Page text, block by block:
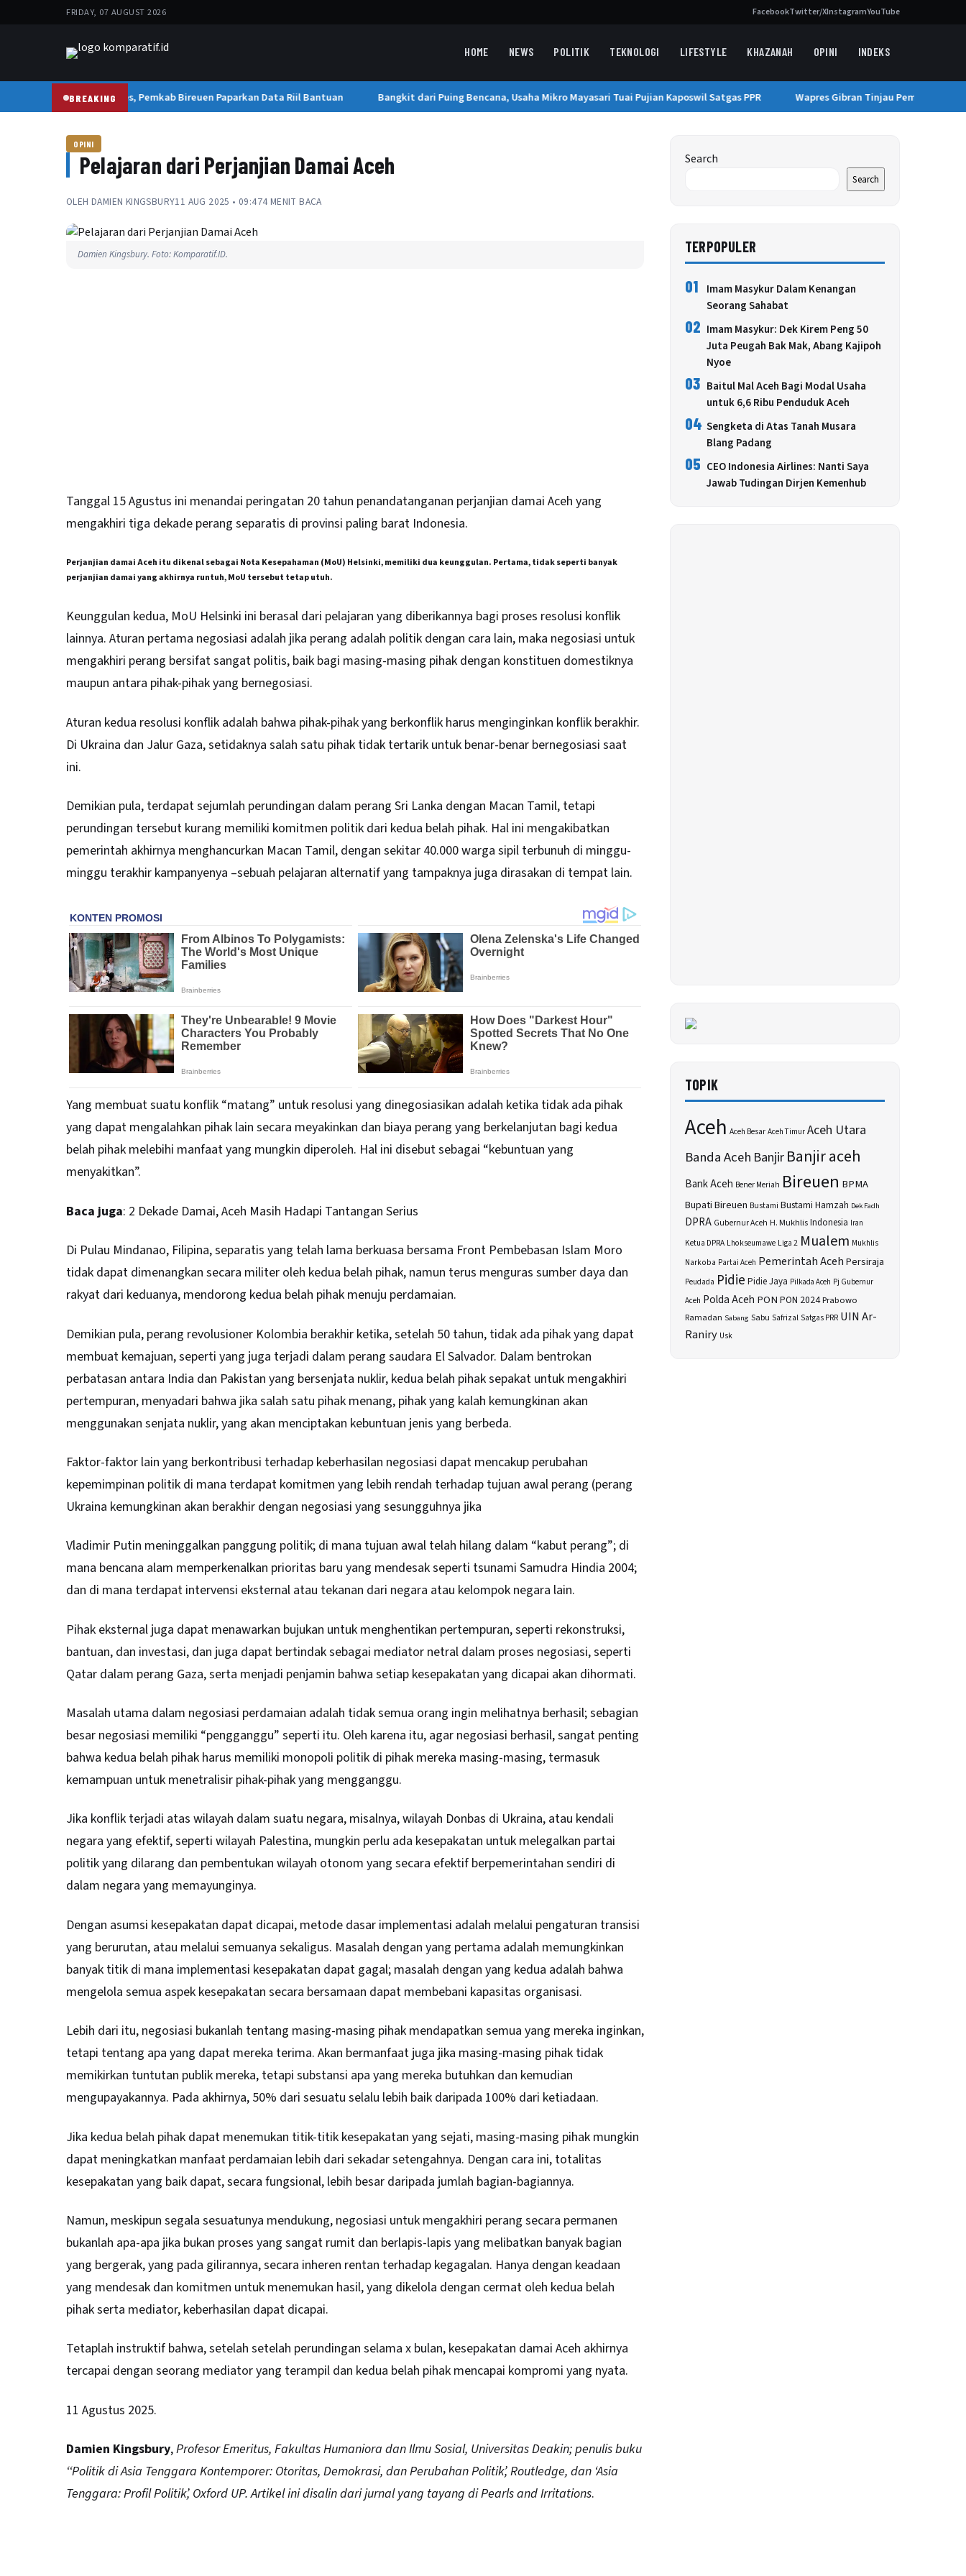
FRIDAY, 07 AUGUST 2026 FacebookTwitter/XInstagramYouTube
HOME NEWS POLITIK TEKNOLOGI LIFESTYLE KHAZANAH OPINI INDEKS
BREAKING
Aduan Warga ke Wapres, Pemkab Bireuen Paparkan Data Riil Bantuan Bangkit dari Puing Bencana, Usaha Mikro Mayasari Tuai Pujian Kaposwil Satgas PPR Wapres Gibran Tinjau Pemulihan
OPINI
Pelajaran dari Perjanjian Damai Aceh
OLEH DAMIEN KINGSBURY11 AUG 2025 • 09:474 MENIT BACA
Damien Kingsbury. Foto: Komparatif.ID.
Tanggal 15 Agustus ini menandai peringatan 20 tahun penandatanganan perjanjian damai Aceh yang
mengakhiri tiga dekade perang separatis di provinsi paling barat Indonesia.
Perjanjian damai Aceh itu dikenal sebagai Nota Kesepahaman (MoU) Helsinki, memiliki dua keunggulan. Pertama, tidak seperti banyak
perjanjian damai yang akhirnya runtuh, MoU tersebut tetap utuh.
Keunggulan kedua, MoU Helsinki ini berasal dari pelajaran yang diberikannya bagi proses resolusi konflik
lainnya. Aturan pertama negosiasi adalah jika perang adalah politik dengan cara lain, maka negosiasi untuk
mengakhiri perang bersifat sangat politis, baik bagi masing-masing pihak dengan konstituen domestiknya
maupun antara pihak-pihak yang bernegosiasi.
Aturan kedua resolusi konflik adalah bahwa pihak-pihak yang berkonflik harus menginginkan konflik berakhir.
Di Ukraina dan Jalur Gaza, setidaknya salah satu pihak tidak tertarik untuk benar-benar bernegosiasi saat
ini.
Demikian pula, terdapat sejumlah perundingan dalam perang Sri Lanka dengan Macan Tamil, tetapi
perundingan tersebut kurang memiliki komitmen politik dari kedua belah pihak. Hal ini mengakibatkan
pemerintah akhirnya menghancurkan Macan Tamil, dengan sekitar 40.000 warga sipil terbunuh di minggu-
minggu terakhir kampanyenya –sebuah pelajaran alternatif yang tampaknya juga dirasakan di tempat lain.
Yang membuat suatu konflik “matang” untuk resolusi yang dinegosiasikan adalah ketika tidak ada pihak
yang dapat mengalahkan pihak lain secara meyakinkan dan biaya perang yang berkelanjutan bagi kedua
belah pihak melebihi manfaat yang mungkin diperoleh. Hal ini disebut sebagai “kebuntuan yang
menyakitkan”.
Baca juga: 2 Dekade Damai, Aceh Masih Hadapi Tantangan Serius
Di Pulau Mindanao, Filipina, separatis yang telah lama berkuasa bersama Front Pembebasan Islam Moro
tidak dapat dimenangkan secara militer oleh kedua belah pihak, namun terus menguras sumber daya dan
rakyat dari keduanya, mendorong kedua belah pihak menuju perdamaian.
Demikian pula, perang revolusioner Kolombia berakhir ketika, setelah 50 tahun, tidak ada pihak yang dapat
membuat kemajuan, seperti yang juga terjadi dalam perang saudara El Salvador. Dalam bentrokan
perbatasan antara India dan Pakistan yang bersenjata nuklir, kedua belah pihak sepakat untuk mengakhiri
pertempuran, menyadari bahwa jika salah satu pihak menang, pihak yang kalah kemungkinan akan
menggunakan senjata nuklir, yang akan menciptakan kebuntuan jenis yang berbeda.
Faktor-faktor lain yang berkontribusi terhadap keberhasilan negosiasi dapat mencakup perubahan
kepemimpinan politik di mana terdapat komitmen yang lebih rendah terhadap tujuan awal perang (perang
Ukraina kemungkinan akan berakhir dengan negosiasi yang sesungguhnya jika
Vladimir Putin meninggalkan panggung politik; di mana tujuan awal telah hilang dalam “kabut perang”; di
mana bencana alam memperkenalkan prioritas baru yang mendesak seperti tsunami Samudra Hindia 2004;
dan di mana terdapat intervensi eksternal atau tekanan dari negara atau kelompok negara lain.
Pihak eksternal juga dapat menawarkan bujukan untuk menghentikan pertempuran, seperti rekonstruksi,
bantuan, dan investasi, dan juga dapat bertindak sebagai mediator netral dalam proses negosiasi, seperti
Qatar dalam perang Gaza, serta menjadi penjamin bahwa setiap kesepakatan yang dicapai akan dihormati.
Masalah utama dalam negosiasi perdamaian adalah tidak semua orang ingin melihatnya berhasil; sebagian
besar negosiasi memiliki “pengganggu” seperti itu. Oleh karena itu, agar negosiasi berhasil, sangat penting
bahwa kedua belah pihak harus memiliki monopoli politik di pihak mereka masing-masing, termasuk
kemampuan untuk menetralisir pihak-pihak yang mengganggu.
Jika konflik terjadi atas wilayah dalam suatu negara, misalnya, wilayah Donbas di Ukraina, atau kendali
negara yang efektif, seperti wilayah Palestina, mungkin perlu ada kesepakatan untuk melegalkan partai
politik yang dilarang dan pembentukan wilayah otonom yang secara efektif berpemerintahan sendiri di
dalam negara yang memayunginya.
Dengan asumsi kesepakatan dapat dicapai, metode dasar implementasi adalah melalui pengaturan transisi
yang berurutan, atau melalui semuanya sekaligus. Masalah dengan yang pertama adalah memungkinkan
banyak titik di mana implementasi kesepakatan dapat gagal; masalah dengan yang kedua adalah bahwa
mengelola semua aspek kesepakatan secara bersamaan dapat membebani kapasitas organisasi.
Lebih dari itu, negosiasi bukanlah tentang masing-masing pihak mendapatkan semua yang mereka inginkan,
tetapi tentang apa yang dapat mereka terima. Akan bermanfaat juga jika masing-masing pihak tidak
memikirkan tuntutan publik mereka, tetapi substansi apa yang mereka butuhkan dan kemudian
mengupayakannya. Pada akhirnya, 50% dari sesuatu selalu lebih baik daripada 100% dari ketiadaan.
Jika kedua belah pihak dapat menemukan titik-titik kesepakatan yang sejati, masing-masing pihak mungkin
dapat meningkatkan manfaat perdamaian lebih dari sekadar setengahnya. Dengan cara ini, totalitas
kesepakatan yang baik dapat, secara fungsional, lebih besar daripada jumlah bagian-bagiannya.
Namun, meskipun segala sesuatunya mendukung, negosiasi untuk mengakhiri perang secara permanen
bukanlah apa-apa jika bukan proses yang sangat rumit dan berlapis-lapis yang melibatkan banyak bagian
yang bergerak, yang pada gilirannya, secara inheren rentan terhadap kegagalan. Hanya dengan keadaan
yang mendesak dan komitmen untuk menemukan hasil, yang dikelola dengan cermat oleh kedua belah
pihak serta mediator, keberhasilan dapat dicapai.
Tetaplah instruktif bahwa, setelah setelah perundingan selama x bulan, kesepakatan damai Aceh akhirnya
tercapai dengan seorang mediator yang terampil dan kedua belah pihak mencapai kompromi yang nyata.
11 Agustus 2025.
Damien Kingsbury,Profesor Emeritus, Fakultas Humaniora dan Ilmu Sosial, Universitas Deakin; penulis buku
‘‘Politik di Asia Tenggara Kontemporer: Otoritas, Demokrasi, dan Perubahan Politik’, Routledge, dan ‘Asia
Tenggara: Profil Politik’, Oxford UP. Artikel ini disalin dari jurnal yang tayang di Pearls and Irritations.
Search
Search
TERPOPULER
01
Imam Masykur Dalam Kenangan
Seorang Sahabat
02 Imam Masykur: Dek Kirem Peng 50
Juta Peugah Bak Mak, Abang Kajipoh
Nyoe
03 Baitul Mal Aceh Bagi Modal Usaha
untuk 6,6 Ribu Penduduk Aceh
04 Sengketa di Atas Tanah Musara
Blang Padang
05 CEO Indonesia Airlines: Nanti Saya
Jawab Tudingan Dirjen Kemenhub
TOPIK
Aceh Aceh Besar Aceh Timur Aceh Utara
Banda Aceh BanjirBanjir aceh
Bank Aceh Bener Meriah Bireuen BPMA
Bupati Bireuen Bustami Bustami Hamzah Dek Fadh
DPRA Gubernur Aceh H. MukhlisIndonesia Iran
Ketua DPRA Lhokseumawe Liga 2 Mualem Mukhlis
Narkoba Partai Aceh Pemerintah AcehPersiraja
Peudada Pidie Pidie Jaya Pilkada Aceh Pj Gubernur
Aceh Polda Aceh PON PON 2024Prabowo
Ramadan Sabang Sabu SafrizalSatgas PRR UIN Ar-
Raniry Usk